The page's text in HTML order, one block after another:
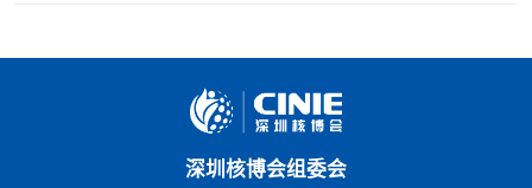
深圳核博会组委会